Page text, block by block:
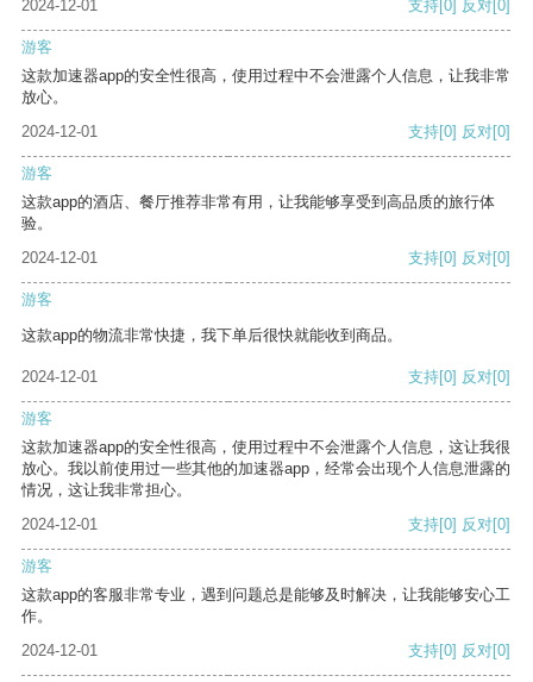
2024-12-01
支持[0] 反对[0]
游客
这款加速器app的安全性很高，使用过程中不会泄露个人信息，让我非常
放心。
2024-12-01
支持[0] 反对[0]
游客
这款app的酒店、餐厅推荐非常有用，让我能够享受到高品质的旅行体
验。
2024-12-01
支持[0] 反对[0]
游客
这款app的物流非常快捷，我下单后很快就能收到商品。
2024-12-01 支持[0] 反对[0]
游客
这款加速器app的安全性很高，使用过程中不会泄露个人信息，这让我很
放心。我以前使用过一些其他的加速器app，经常会出现个人信息泄露的
情况，这让我非常担心。
2024-12-01
支持[0] 反对[0]
游客
这款app的客服非常专业，遇到问题总是能够及时解决，让我能够安心工
作。
2024-12-01
支持[0] 反对[0]